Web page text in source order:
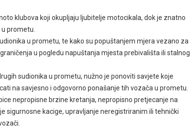
klubova koji okupljaju ljubitelje motocikala, dok je znatno
u prometu.
u prometu, te kako su popuštanjem mjera vezano za
u pogledu napuštanja mjesta prebivališta ili stalnog
sudionika u prometu, nužno je ponoviti savjete koje
na savjesno i odgovorno ponašanje tih vozača u prometu.
nepropisne brzine kretanja, nepropisno pretjecanje na
sigurnosne kacige, upravljanje neregistriranim ili tehnički